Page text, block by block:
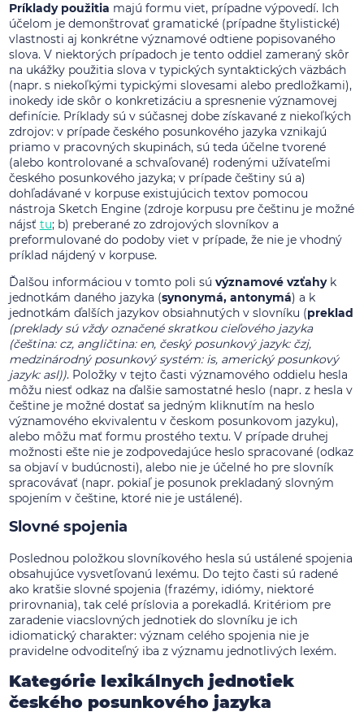
Príklady použitia majú formu viet, prípadne výpovedí. Ich
účelom je demonštrovať gramatické (prípadne štylistické)
vlastnosti aj konkrétne významové odtiene popisovaného
slova. V niektorých prípadoch je tento oddiel zameraný skôr
na ukážky použitia slova v typických syntaktických väzbách
(napr. s niekoľkými typickými slovesami alebo predložkami),
inokedy ide skôr o konkretizáciu a spresnenie významovej
definície. Príklady sú v súčasnej dobe získavané z niekoľkých
zdrojov: v prípade českého posunkového jazyka vznikajú
priamo v pracovných skupinách, sú teda účelne tvorené
(alebo kontrolované a schvaľované) rodenými užívateľmi
českého posunkového jazyka; v prípade češtiny sú a)
dohľadávané v korpuse existujúcich textov pomocou
nástroja Sketch Engine (zdroje korpusu pre češtinu je možné
nájsť tu; b) preberané zo zdrojových slovníkov a
preformulované do podoby viet v prípade, že nie je vhodný
príklad nájdený v korpuse.
Ďalšou informáciou v tomto poli sú významové vzťahyk
jednotkám daného jazyka (synonymá, antonymá) a k
jednotkám ďalších jazykov obsiahnutých v slovníku (preklad
(preklady sú vždy označené skratkou cieľového jazyka
(čeština: cz, angličtina: en, český posunkový jazyk: čzj,
medzinárodný posunkový systém: is, americký posunkový
jazyk: asl)). Položky v tejto časti významového oddielu hesla
môžu niesť odkaz na ďalšie samostatné heslo (napr. z hesla v
češtine je možné dostať sa jedným kliknutím na heslo
významového ekvivalentu v českom posunkovom jazyku),
alebo môžu mať formu prostého textu. V prípade druhej
možnosti ešte nie je zodpovedajúce heslo spracované (odkaz
sa objaví v budúcnosti), alebo nie je účelné ho pre slovník
spracovávať (napr. pokiaľ je posunok prekladaný slovným
spojením v češtine, ktoré nie je ustálené).
Slovné spojenia
Poslednou položkou slovníkového hesla sú ustálené spojenia
obsahujúce vysvetľovanú lexému. Do tejto časti sú radené
ako kratšie slovné spojenia (frazémy, idiómy, niektoré
prirovnania), tak celé príslovia a porekadlá. Kritériom pre
zaradenie viacslovných jednotiek do slovníku je ich
idiomatický charakter: význam celého spojenia nie je
pravidelne odvoditeľný iba z významu jednotlivých lexém.
Kategórie lexikálnych jednotiek
českého posunkového jazyka